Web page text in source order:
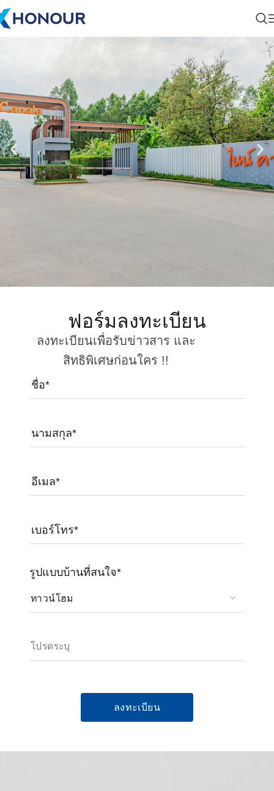
ฟอร์มลงทะเบียน
ลงทะเบียนเพื่อรับข่าวสาร และ
สิทธิพิเศษก่อนใคร !!
ชื่อ*
นามสกุล*
อีเมล*
เบอร์โทร*
รูปแบบบ้านที่สนใจ*
ลงทะเบียน